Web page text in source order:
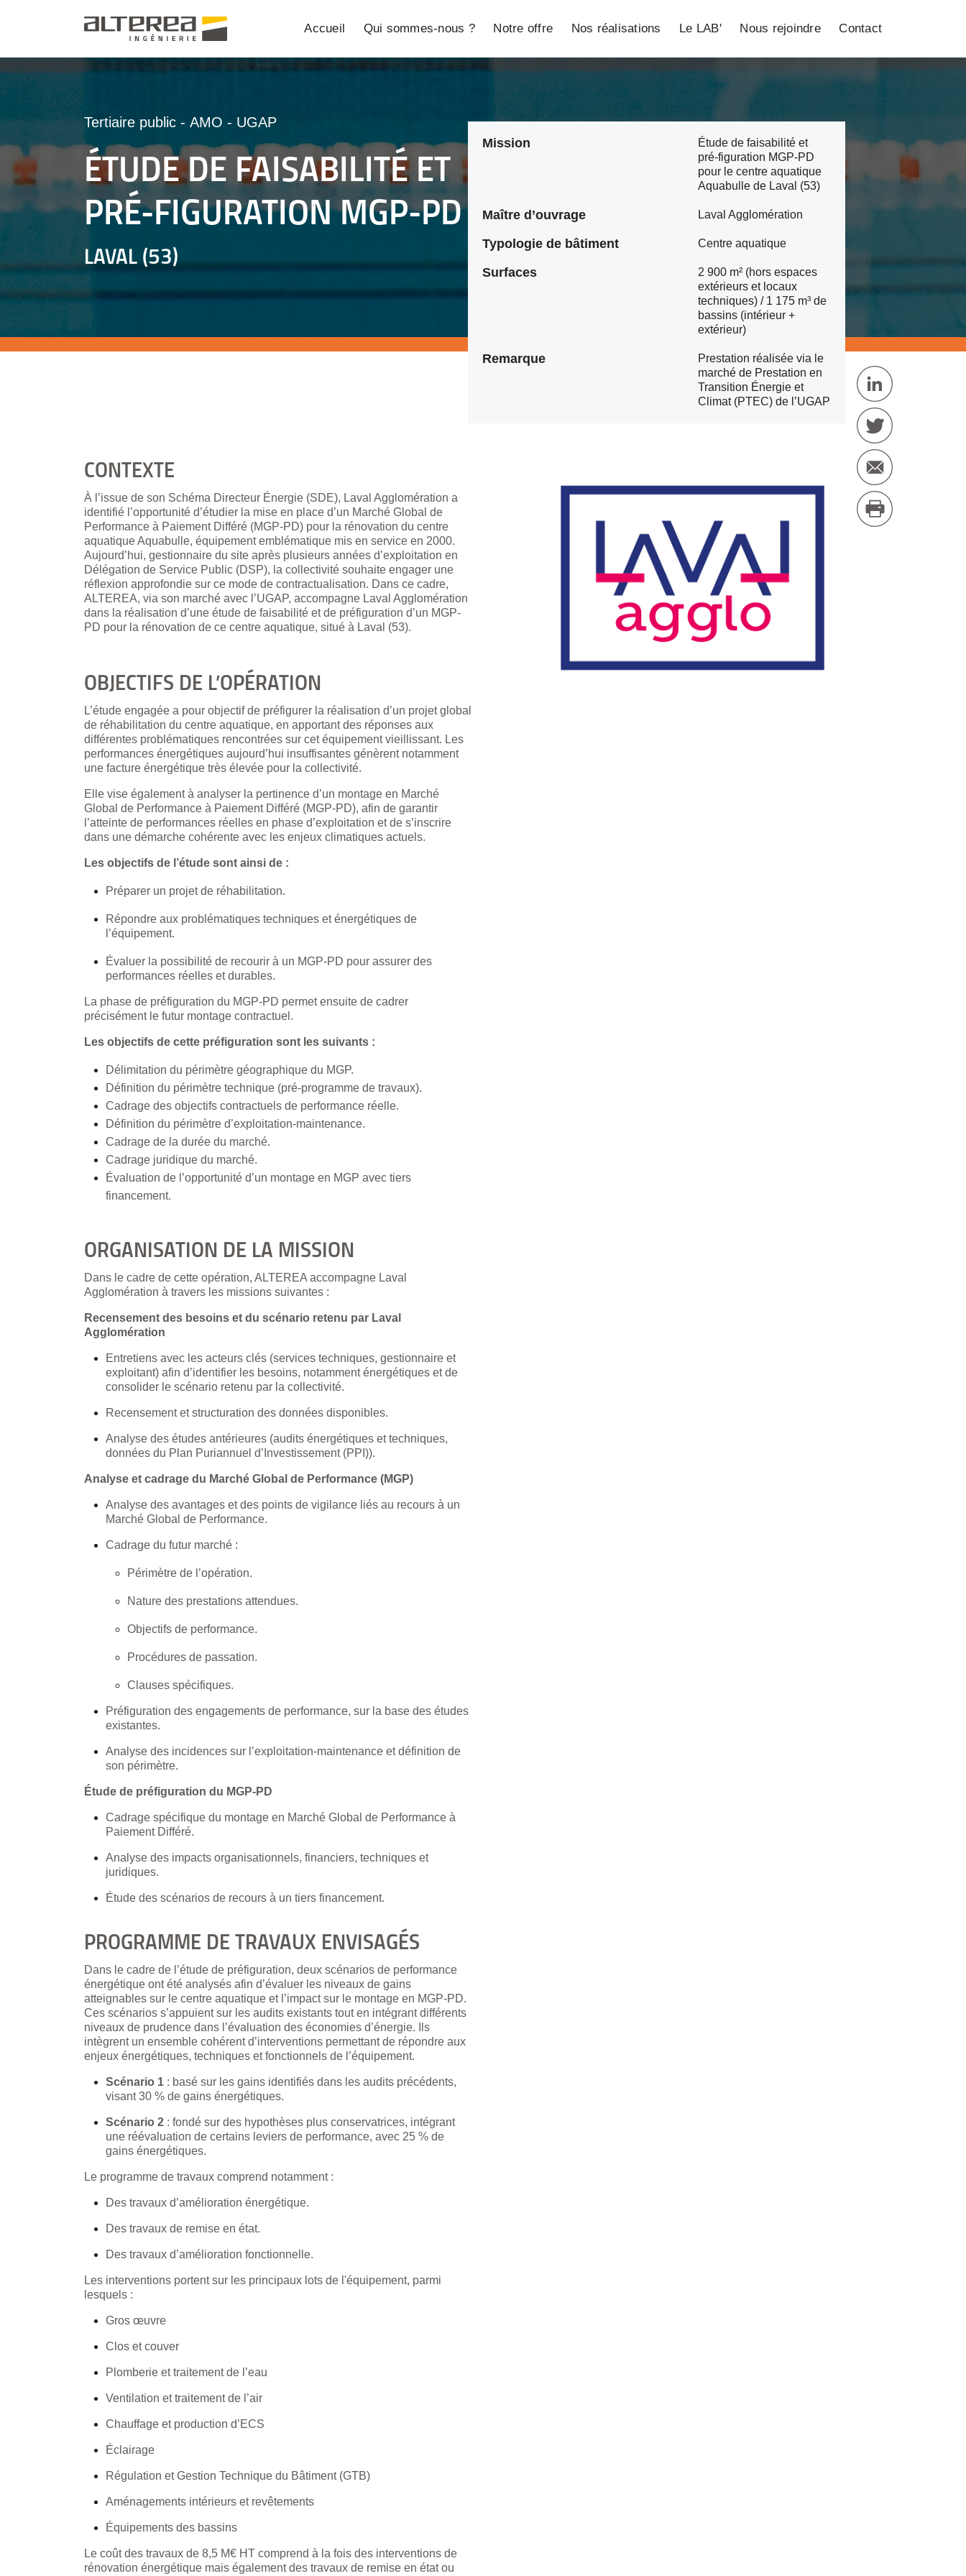
Accueil Qui sommes-nous ? Notre offre Nos réalisations Le LAB' Nous rejoindre Contact
Tertiaire public - AMO - UGAP
ÉTUDE DE FAISABILITÉ ET
PRÉ-FIGURATION MGP-PD
LAVAL (53)
Mission
Étude de faisabilité et
pré-figuration MGP-PD
pour le centre aquatique
Aquabulle de Laval (53)
Maître d’ouvrage Laval Agglomération
Typologie de bâtiment Centre aquatique
Surfaces
2 900 m² (hors espaces
extérieurs et locaux
techniques) / 1 175 m³ de
bassins (intérieur +
extérieur)
Remarque
Prestation réalisée via le
marché de Prestation en
Transition Énergie et
Climat (PTEC) de l’UGAP
CONTEXTE
À l’issue de son Schéma Directeur Énergie (SDE), Laval Agglomération a
identifié l’opportunité d’étudier la mise en place d’un Marché Global de
Performance à Paiement Différé (MGP-PD) pour la rénovation du centre
aquatique Aquabulle, équipement emblématique mis en service en 2000.
Aujourd’hui, gestionnaire du site après plusieurs années d’exploitation en
Délégation de Service Public (DSP), la collectivité souhaite engager une
réflexion approfondie sur ce mode de contractualisation. Dans ce cadre,
ALTEREA, via son marché avec l’UGAP, accompagne Laval Agglomération
dans la réalisation d’une étude de faisabilité et de préfiguration d’un MGP-
PD pour la rénovation de ce centre aquatique, situé à Laval (53).
OBJECTIFS DE L’OPÉRATION
L’étude engagée a pour objectif de préfigurer la réalisation d’un projet global
de réhabilitation du centre aquatique, en apportant des réponses aux
différentes problématiques rencontrées sur cet équipement vieillissant. Les
performances énergétiques aujourd’hui insuffisantes génèrent notamment
une facture énergétique très élevée pour la collectivité.
Elle vise également à analyser la pertinence d’un montage en Marché
Global de Performance à Paiement Différé (MGP-PD), afin de garantir
l’atteinte de performances réelles en phase d’exploitation et de s’inscrire
dans une démarche cohérente avec les enjeux climatiques actuels.
Les objectifs de l’étude sont ainsi de :
Préparer un projet de réhabilitation.
Répondre aux problématiques techniques et énergétiques de
l’équipement.
Évaluer la possibilité de recourir à un MGP-PD pour assurer des
performances réelles et durables.
La phase de préfiguration du MGP-PD permet ensuite de cadrer
précisément le futur montage contractuel.
Les objectifs de cette préfiguration sont les suivants :
Délimitation du périmètre géographique du MGP.
Définition du périmètre technique (pré‑programme de travaux).
Cadrage des objectifs contractuels de performance réelle.
Définition du périmètre d’exploitation-maintenance.
Cadrage de la durée du marché.
Cadrage juridique du marché.
Évaluation de l’opportunité d’un montage en MGP avec tiers
financement.
ORGANISATION DE LA MISSION
Dans le cadre de cette opération, ALTEREA accompagne Laval
Agglomération à travers les missions suivantes :
Recensement des besoins et du scénario retenu par Laval
Agglomération
Entretiens avec les acteurs clés (services techniques, gestionnaire et
exploitant) afin d’identifier les besoins, notamment énergétiques et de
consolider le scénario retenu par la collectivité.
Recensement et structuration des données disponibles.
Analyse des études antérieures (audits énergétiques et techniques,
données du Plan Puriannuel d’Investissement (PPI)).
Analyse et cadrage du Marché Global de Performance (MGP)
Analyse des avantages et des points de vigilance liés au recours à un
Marché Global de Performance.
Cadrage du futur marché :
Périmètre de l’opération.
Nature des prestations attendues.
Objectifs de performance.
Procédures de passation.
Clauses spécifiques.
Préfiguration des engagements de performance, sur la base des études
existantes.
Analyse des incidences sur l’exploitation-maintenance et définition de
son périmètre.
Étude de préfiguration du MGP-PD
Cadrage spécifique du montage en Marché Global de Performance à
Paiement Différé.
Analyse des impacts organisationnels, financiers, techniques et
juridiques.
Étude des scénarios de recours à un tiers financement.
PROGRAMME DE TRAVAUX ENVISAGÉS
Dans le cadre de l’étude de préfiguration, deux scénarios de performance
énergétique ont été analysés afin d’évaluer les niveaux de gains
atteignables sur le centre aquatique et l’impact sur le montage en MGP-PD.
Ces scénarios s’appuient sur les audits existants tout en intégrant différents
niveaux de prudence dans l’évaluation des économies d’énergie. Ils
intègrent un ensemble cohérent d’interventions permettant de répondre aux
enjeux énergétiques, techniques et fonctionnels de l’équipement.
Scénario 1 : basé sur les gains identifiés dans les audits précédents,
visant 30 % de gains énergétiques.
Scénario 2 : fondé sur des hypothèses plus conservatrices, intégrant
une réévaluation de certains leviers de performance, avec 25 % de
gains énergétiques.
Le programme de travaux comprend notamment :
Des travaux d’amélioration énergétique.
Des travaux de remise en état.
Des travaux d’amélioration fonctionnelle.
Les interventions portent sur les principaux lots de l'équipement, parmi
lesquels :
Gros œuvre
Clos et couver
Plomberie et traitement de l’eau
Ventilation et traitement de l’air
Chauffage et production d’ECS
Éclairage
Régulation et Gestion Technique du Bâtiment (GTB)
Aménagements intérieurs et revêtements
Équipements des bassins
Le coût des travaux de 8,5 M€ HT comprend à la fois des interventions de
rénovation énergétique mais également des travaux de remise en état ou